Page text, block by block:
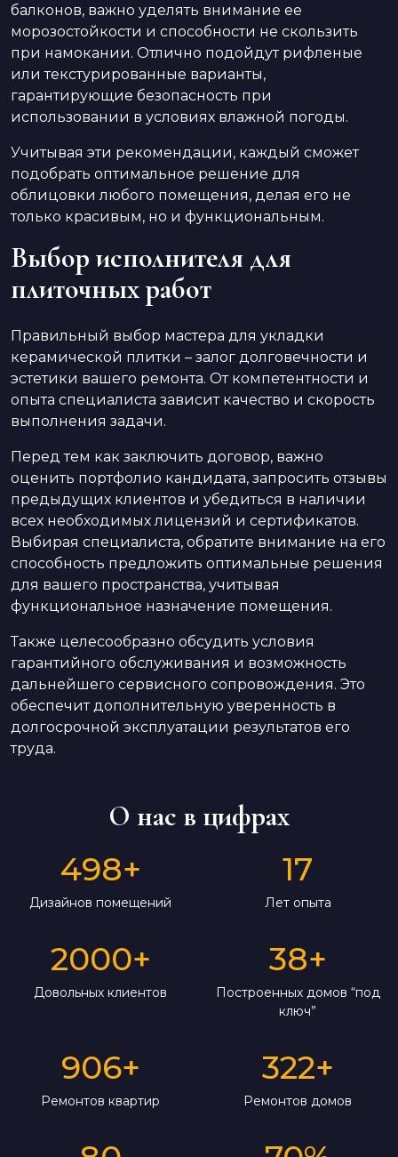
балконов, важно уделять внимание ее
морозостойкости и способности не скользить
при намокании. Отлично подойдут рифленые
или текстурированные варианты,
гарантирующие безопасность при
использовании в условиях влажной погоды.
Учитывая эти рекомендации, каждый сможет
подобрать оптимальное решение для
облицовки любого помещения, делая его не
только красивым, но и функциональным.
Выбор исполнителя для
плиточных работ
Правильный выбор мастера для укладки
керамической плитки – залог долговечности и
эстетики вашего ремонта. От компетентности и
опыта специалиста зависит качество и скорость
выполнения задачи.
Перед тем как заключить договор, важно
оценить портфолио кандидата, запросить отзывы
предыдущих клиентов и убедиться в наличии
всех необходимых лицензий и сертификатов.
Выбирая специалиста, обратите внимание на его
способность предложить оптимальные решения
для вашего пространства, учитывая
функциональное назначение помещения.
Также целесообразно обсудить условия
гарантийного обслуживания и возможность
дальнейшего сервисного сопровождения. Это
обеспечит дополнительную уверенность в
долгосрочной эксплуатации результатов его
труда.
О нас в цифрах
498+
Дизайнов помещений
17
Лет опыта
2000+
Довольных клиентов
38+
Построенных домов “под
ключ”
906+
Ремонтов квартир
322+
Ремонтов домов